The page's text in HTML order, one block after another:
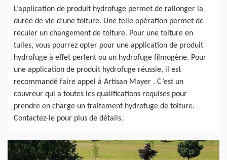
L’application de produit hydrofuge permet de rallonger la
durée de vie d’une toiture. Une telle opération permet de
reculer un changement de toiture. Pour une toiture en
tuiles, vous pourrez opter pour une application de produit
hydrofuge à effet perlent ou un hydrofuge filmogène. Pour
une application de produit hydrofuge réussie, il est
recommandé faire appel à Artisan Mayer . C’est un
couvreur qui a toutes les qualifications requises pour
prendre en charge un traitement hydrofuge de toiture.
Contactez-le pour plus de détails.